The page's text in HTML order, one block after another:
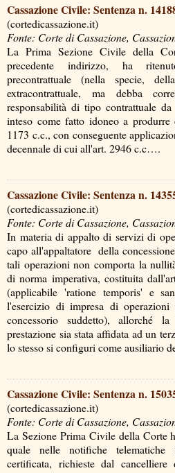
Cassazione Civile: Sentenza n.
(cortedicassazione.it)
Fonte: Corte di Cassazione,
La Prima Sezione Civile della
precedente indirizzo, ha
precontrattuale (nella specie,
extracontrattuale, ma debba
responsabilità di tipo contrattuale
inteso come fatto idoneo a
1173 c.c., con conseguente
decennale di cui all'art. 2946 c.c….
Cassazione Civile: Sentenza n.
(cortedicassazione.it)
Fonte: Corte di Cassazione,
In materia di appalto di servizi di
capo all'appaltatore ­ della
tali operazioni non comporta la
di norma imperativa, costituita
(applicabile 'ratione temporis' e
l'esercizio di impresa di
concessorio suddetto), allorché
prestazione sia stata affidata ad un
lo stesso si configuri come ausiliario
Cassazione Civile: Sentenza n.
(cortedicassazione.it)
Fonte: Corte di Cassazione,
La Sezione Prima Civile della Corte
quale nelle notifiche telematiche
certificata, richieste dal